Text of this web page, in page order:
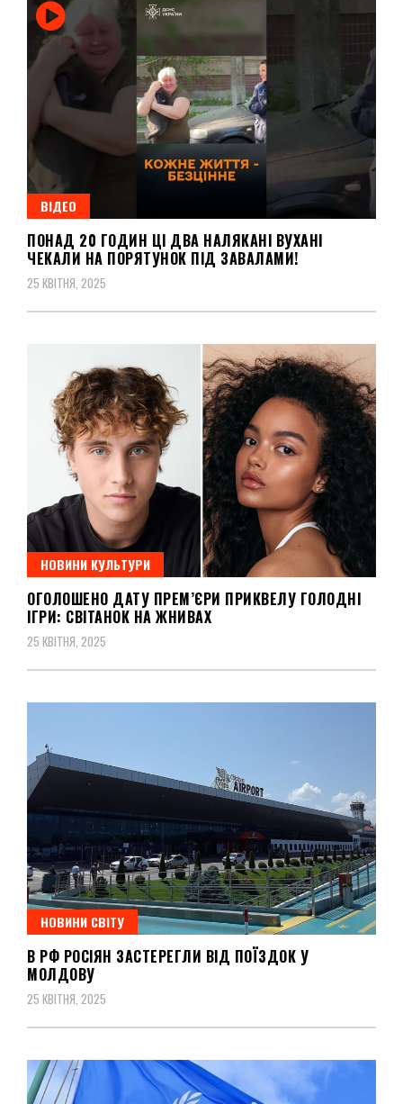
ВІДЕО
ПОНАД 20 ГОДИН ЦІ ДВА НАЛЯКАНІ ВУХАНІ
ЧЕКАЛИ НА ПОРЯТУНОК ПІД ЗАВАЛАМИ!
25 КВІТНЯ, 2025
НОВИНИ КУЛЬТУРИ
ОГОЛОШЕНО ДАТУ ПРЕМ’ЄРИ ПРИКВЕЛУ ГОЛОДНІ
ІГРИ: СВІТАНОК НА ЖНИВАХ
25 КВІТНЯ, 2025
НОВИНИ СВІТУ
В РФ РОСІЯН ЗАСТЕРЕГЛИ ВІД ПОЇЗДОК У
МОЛДОВУ
25 КВІТНЯ, 2025